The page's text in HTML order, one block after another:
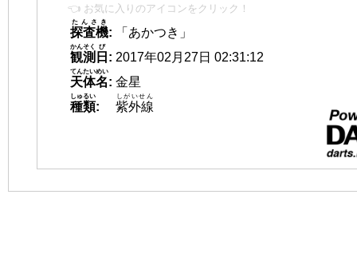
👈 お気に入りのアイコンをクリック！
探査機
たんさき
:
「あかつき」
観測
かんそく
日
び
: 2017年02月27日 02:31:12
天体名
てんたいめい
: 金星
種類
しゅるい
: 紫外線
しがいせん